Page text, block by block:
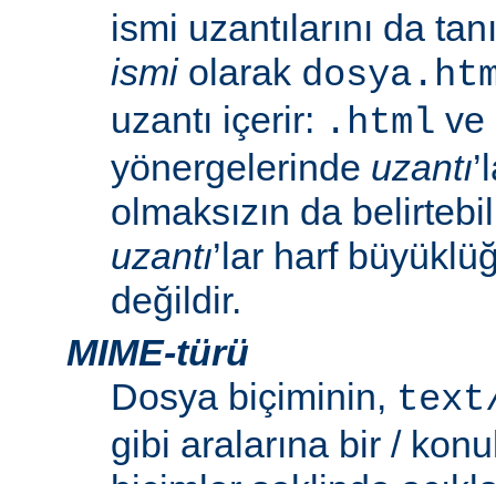
ismi uzantılarını da
ismiolarak
uzantı içerir: .html ve
yönergelerinde uzantı
olmaksızın da
uzantı’lar harf
değildir.
MIME-türü
Dosya biçiminin,
gibi aralarına bir /